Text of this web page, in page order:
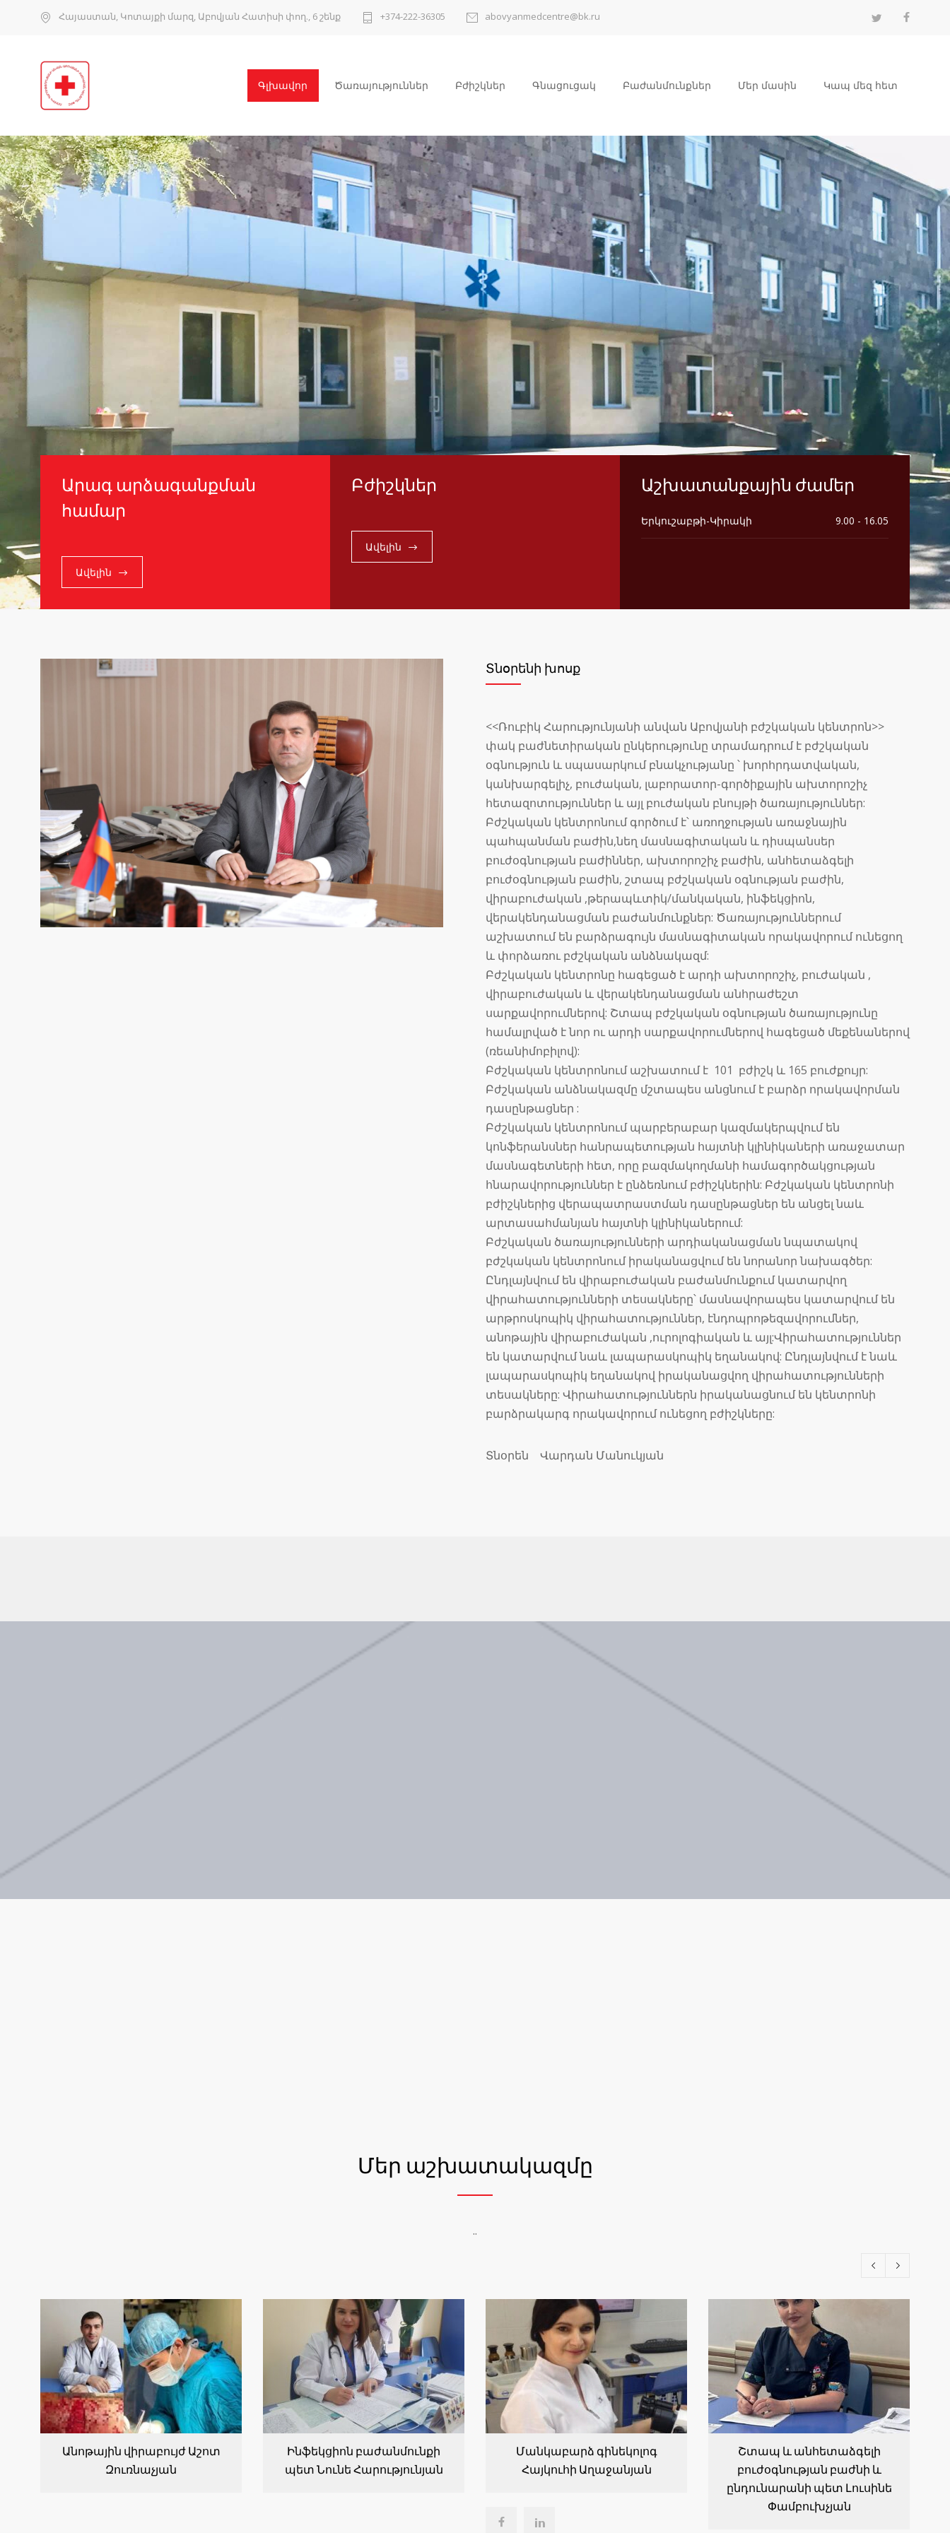
Հայաստան, Կոտայքի մարզ, Աբովյան Հատիսի փող., 6 շենք +374-222-36305 abovyanmedcentre@bk.ru
Գլխավոր Ծառայություններ Բժիշկներ Գնացուցակ Բաժանմունքներ Մեր մասին Կապ մեզ հետ
Արագ արձագանքման
համար
Ավելին
Բժիշկներ
Ավելին
Աշխատանքային ժամեր
Երկուշաբթի-Կիրակի 9.00 - 16.05
Տնօրենի խոսք
<<Ռուբիկ Հարությունյանի անվան Աբովյանի բժշկական կենտրոն>>
փակ բաժնետիրական ընկերությունը տրամադրում է բժշկական
օգնություն և սպասարկում բնակչությանը ՝ խորհրդատվական,
կանխարգելիչ, բուժական, լաբորատոր-գործիքային ախտորոշիչ
հետազոտություններ և այլ բուժական բնույթի ծառայություններ:
Բժշկական կենտրոնում գործում է՝ առողջության առաջնային
պահպանման բաժին,նեղ մասնագիտական և դիսպանսեր
բուժօգնության բաժիններ, ախտորոշիչ բաժին, անհետաձգելի
բուժօգնության բաժին, շտապ բժշկական օգնության բաժին,
վիրաբուժական ,թերապևտիկ/մանկական, ինֆեկցիոն,
վերակենդանացման բաժանմունքներ: Ծառայություններում
աշխատում են բարձրագույն մասնագիտական որակավորում ունեցող
և փորձառու բժշկական անձնակազմ:
Բժշկական կենտրոնը հագեցած է արդի ախտորոշիչ, բուժական ,
վիրաբուժական և վերակենդանացման անհրաժեշտ
սարքավորումներով: Շտապ բժշկական օգնության ծառայությունը
համալրված է նոր ու արդի սարքավորումներով հագեցած մեքենաներով
(ռեանիմոբիլով):
Բժշկական կենտրոնում աշխատում է 101 բժիշկ և 165 բուժքույր:
Բժշկական անձնակազմը մշտապես անցնում է բարձր որակավորման
դասընթացներ :
Բժշկական կենտրոնում պարբերաբար կազմակերպվում են
կոնֆերանսներ հանրապետության հայտնի կլինիկաների առաջատար
մասնագետների հետ, որը բազմակողմանի համագործակցության
հնարավորություններ է ընձեռնում բժիշկներին: Բժշկական կենտրոնի
բժիշկներից վերապատրաստման դասընթացներ են անցել նաև
արտասահմանյան հայտնի կլինիկաներում:
Բժշկական ծառայությունների արդիականացման նպատակով
բժշկական կենտրոնում իրականացվում են նորանոր նախագծեր:
Ընդլայնվում են վիրաբուժական բաժանմունքում կատարվող
վիրահատությունների տեսակները՝ մասնավորապես կատարվում են
արթրոսկոպիկ վիրահատություններ, էնդոպրոթեզավորումներ,
անոթային վիրաբուժական ,ուրոլոգիական և այլ:Վիրահատություններ
են կատարվում նաև լապարասկոպիկ եղանակով: Ընդլայնվում է նաև
լապարասկոպիկ եղանակով իրականացվող վիրահատությունների
տեսակները: Վիրահատություններն իրականացնում են կենտրոնի
բարձրակարգ որակավորում ունեցող բժիշկները:
Տնօրեն Վարդան Մանուկյան
Մեր աշխատակազմը
..
Անոթային վիրաբույժ Աշոտ
Զուռնաչյան
Ինֆեկցիոն բաժանմունքի
պետ Նունե Հարությունյան
Մանկաբարձ գինեկոլոգ
Հայկուհի Աղաջանյան
Շտապ և անհետաձգելի
բուժօգնության բաժնի և
ընդունարանի պետ Լուսինե
Փամբուխչյան